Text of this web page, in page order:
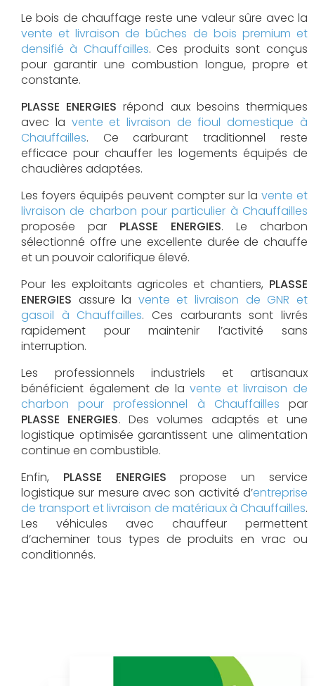
Le bois de chauffage reste une valeur sûre avec la
vente et livraison de bûches de bois premium et
densifié à Chauffailles. Ces produits sont conçus
pour garantir une combustion longue, propre et
constante.
PLASSE ENERGIES répond aux besoins thermiques
avec la vente et livraison de fioul domestique à
Chauffailles. Ce carburant traditionnel reste
efficace pour chauffer les logements équipés de
chaudières adaptées.
Les foyers équipés peuvent compter sur la vente et
livraison de charbon pour particulier à Chauffailles
proposée par PLASSE ENERGIES. Le charbon
sélectionné offre une excellente durée de chauffe
et un pouvoir calorifique élevé.
Pour les exploitants agricoles et chantiers, PLASSE
ENERGIES assure la vente et livraison de GNR et
gasoil à Chauffailles. Ces carburants sont livrés
rapidement pour maintenir l’activité sans
interruption.
Les professionnels industriels et artisanaux
bénéficient également de lavente et livraison de
charbon pour professionnel à Chauffailles par
PLASSE ENERGIES. Des volumes adaptés et une
logistique optimisée garantissent une alimentation
continue en combustible.
Enfin, PLASSE ENERGIES propose un service
logistique sur mesure avec son activité d’entreprise
de transport et livraison de matériaux à Chauffailles.
Les véhicules avec chauffeur permettent
d’acheminer tous types de produits en vrac ou
conditionnés.